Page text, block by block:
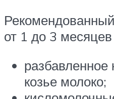
от 1 до 3
разбавленное
козье молоко;